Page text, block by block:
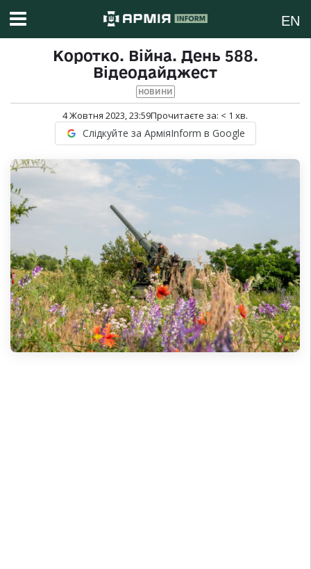
EN
Коротко. Війна. День 588.
Відеодайджест
НОВИНИ
4 Жовтня 2023, 23:59Прочитаєте за: < 1 хв.
Слідкуйте за АрміяInform в Google